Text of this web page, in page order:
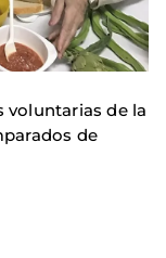
voluntarias de la
de